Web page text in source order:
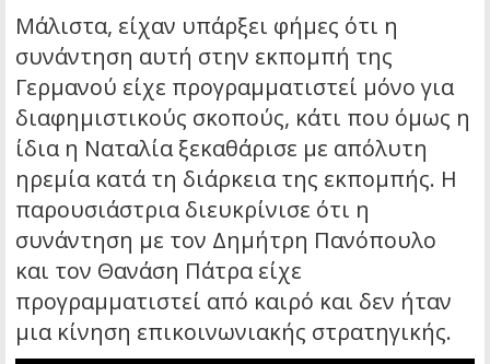
Μάλιστα, είχαν υπάρξει φήμες ότι η
συνάντηση αυτή στην εκπομπή της
Γερμανού είχε προγραμματιστεί μόνο για
διαφημιστικούς σκοπούς, κάτι που όμως η
ίδια η Ναταλία ξεκαθάρισε με απόλυτη
ηρεμία κατά τη διάρκεια της εκπομπής. Η
παρουσιάστρια διευκρίνισε ότι η
συνάντηση με τον Δημήτρη Πανόπουλο
και τον Θανάση Πάτρα είχε
προγραμματιστεί από καιρό και δεν ήταν
μια κίνηση επικοινωνιακής στρατηγικής.